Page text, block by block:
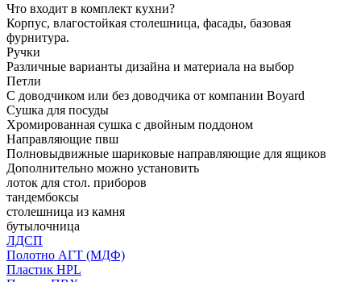
Что входит в комплект кухни?
Корпус, влагостойкая столешница, фасады, базовая
фурнитура.
Ручки
Различные варианты дизайна и материала на выбор
Петли
С доводчиком или без доводчика от компании Boyard
Сушка для посуды
Хромированная сушка с двойным поддоном
Направляющие пвш
Полновыдвижные шариковые направляющие для ящиков
Дополнительно можно установить
лоток для стол. приборов
тандембоксы
столешница из камня
бутылочница
ЛДСП
Полотно АГТ (МДФ)
Пластик HPL